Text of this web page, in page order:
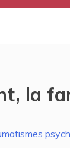
la